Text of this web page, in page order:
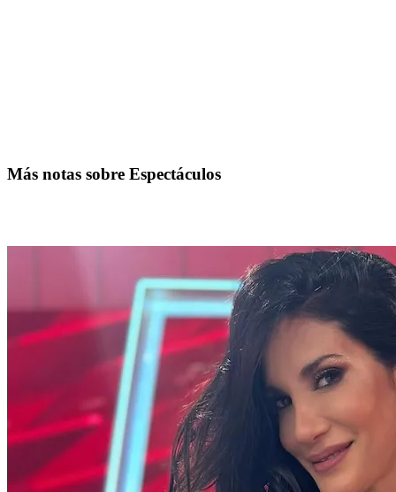
Más notas sobre Espectáculos